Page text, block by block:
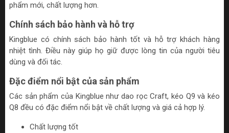
phẩm mới, chất lượng hơn.
Chính sách bảo hành và hỗ trợ
Kingblue có chính sách bảo hành tốt và hỗ trợ khách hàng
nhiệt tình. Điều này giúp họ giữ được lòng tin của người tiêu
dùng và đối tác.
Đặc điểm nổi bật của sản phẩm
Các sản phẩm của Kingblue như dao rọc Craft, kéo Q9 và kéo
Q8 đều có đặc điểm nổi bật về chất lượng và giá cả hợp lý.
Chất lượng tốt